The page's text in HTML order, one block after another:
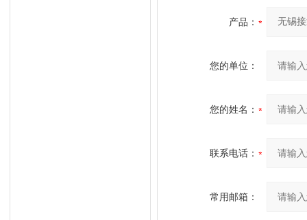
产品：
您的单位：
您的姓名：
联系电话：
常用邮箱：